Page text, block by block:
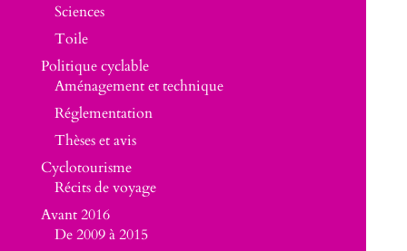
Sciences
Toile
Politique cyclable
Aménagement et technique
Réglementation
Thèses et avis
Cyclotourisme
Récits de voyage
Avant 2016
De 2009 à 2015